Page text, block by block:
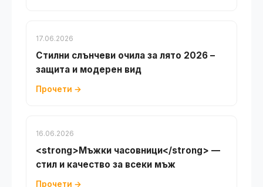
17.06.2026
Стилни слънчеви очила за лято 2026 –
защита и модерен вид
Прочети →
16.06.2026
<strong>Мъжки часовници</strong> —
стил и качество за всеки мъж
Прочети →